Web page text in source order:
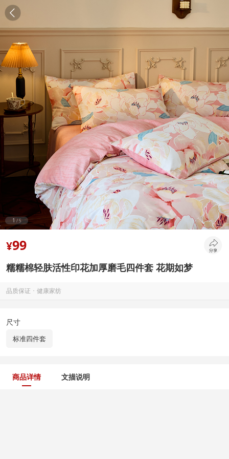
1 /5
¥99
糯糯棉轻肤活性印花加厚磨毛四件套 花期如梦
品质保证 ･ 健康家纺
尺寸
标准四件套
商品详情 文描说明